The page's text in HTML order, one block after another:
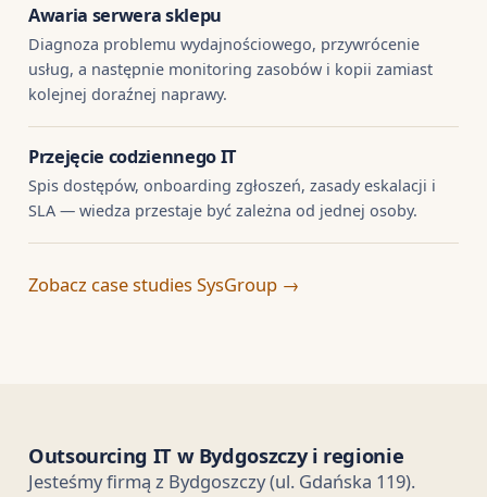
Awaria serwera sklepu
Diagnoza problemu wydajnościowego, przywrócenie
usług, a następnie monitoring zasobów i kopii zamiast
kolejnej doraźnej naprawy.
Przejęcie codziennego IT
Spis dostępów, onboarding zgłoszeń, zasady eskalacji i
SLA — wiedza przestaje być zależna od jednej osoby.
Zobacz case studies SysGroup →
Outsourcing IT w Bydgoszczy i regionie
Jesteśmy firmą z Bydgoszczy (ul. Gdańska 119).